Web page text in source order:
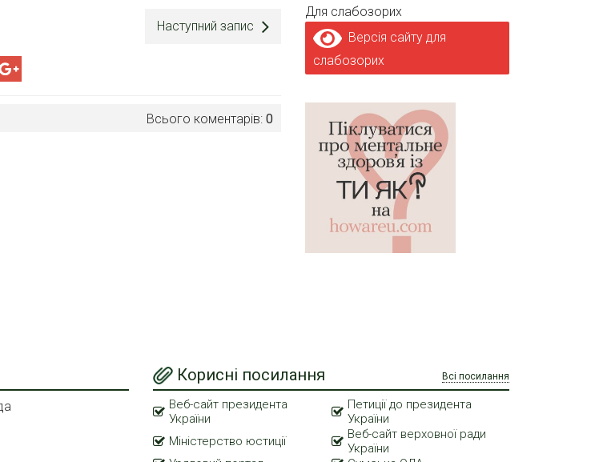
Наступний запис
Всього коментарів: 0
Для слабозорих
Версія сайту для
слабозорих
Корисні посилання Всі посилання
Веб-сайт президента
України
Петиції до президента
України
Міністерство юстиції
Веб-сайт верховної ради
України